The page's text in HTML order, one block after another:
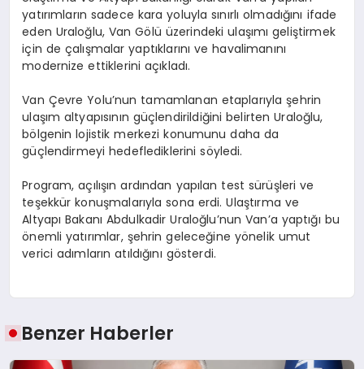
yatırımların sadece kara yoluyla sınırlı olmadığını ifade
eden Uraloğlu, Van Gölü üzerindeki ulaşımı geliştirmek
için de çalışmalar yaptıklarını ve havalimanını
modernize ettiklerini açıkladı.
Van Çevre Yolu’nun tamamlanan etaplarıyla şehrin
ulaşım altyapısının güçlendirildiğini belirten Uraloğlu,
bölgenin lojistik merkezi konumunu daha da
güçlendirmeyi hedeflediklerini söyledi.
Program, açılışın ardından yapılan test sürüşleri ve
teşekkür konuşmalarıyla sona erdi. Ulaştırma ve
Altyapı Bakanı Abdulkadir Uraloğlu’nun Van’a yaptığı bu
önemli yatırımlar, şehrin geleceğine yönelik umut
verici adımların atıldığını gösterdi.
Benzer Haberler